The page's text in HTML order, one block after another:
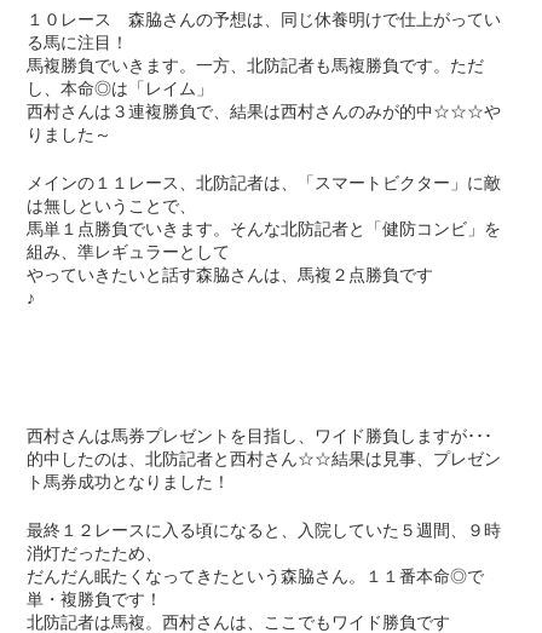
１０レース 森脇さんの予想は、同じ休養明けで仕上がってい
る馬に注目！
馬複勝負でいきます。一方、北防記者も馬複勝負です。ただ
し、本命◎は「レイム」
西村さんは３連複勝負で、結果は西村さんのみが的中☆☆☆や
りました～
メインの１１レース、北防記者は、「スマートビクター」に敵
は無しということで、
馬単１点勝負でいきます。そんな北防記者と「健防コンビ」を
組み、準レギュラーとして
やっていきたいと話す森脇さんは、馬複２点勝負です
♪
西村さんは馬券プレゼントを目指し、ワイド勝負しますが･･･
的中したのは、北防記者と西村さん☆☆結果は見事、プレゼン
ト馬券成功となりました！
最終１２レースに入る頃になると、入院していた５週間、９時
消灯だったため、
だんだん眠たくなってきたという森脇さん。１１番本命◎で
単・複勝負です！
北防記者は馬複。西村さんは、ここでもワイド勝負です